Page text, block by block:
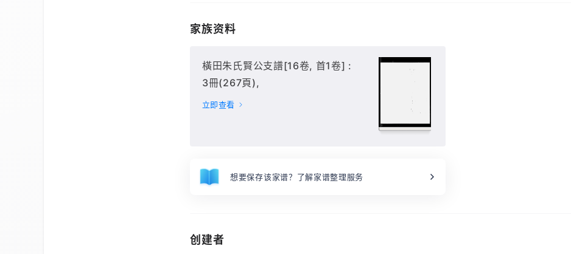
家族资料
橫田朱氏賢公支譜[16卷, 首1卷] :
3冊(267頁),
立即查看
想要保存该家谱？了解家谱整理服务
创建者